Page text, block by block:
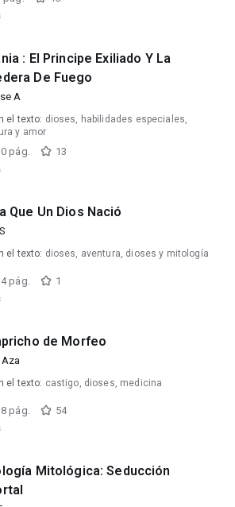
: El Principe Exiliado Y La
De Fuego
A
el texto: dioses, habilidades especiales,
y amor
pág.
13
Que Un Dios Nació
el texto: dioses, aventura, dioses y mitología
pág.
1
de Morfeo
el texto: castigo, dioses, medicina
pág.
54
Mitológica: Seducción